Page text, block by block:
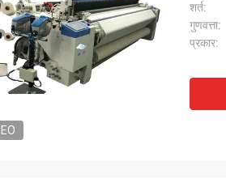
शर्त:
गुणवत्ता:
प्रकार: